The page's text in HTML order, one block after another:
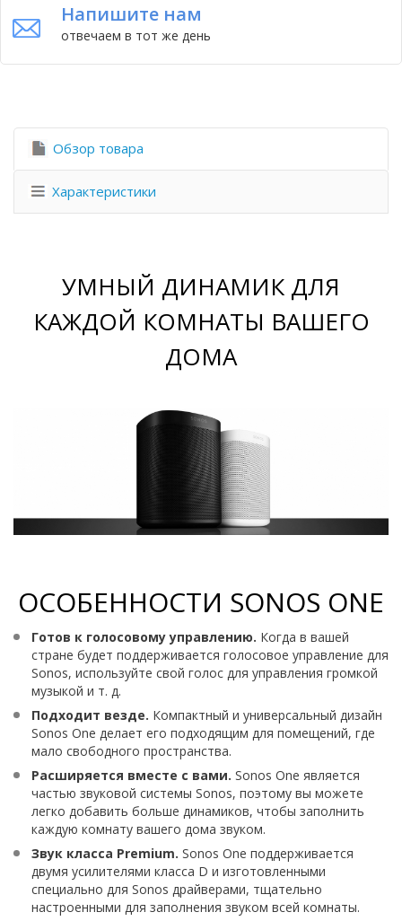
Напишите нам
отвечаем в тот же день
Обзор товара
Характеристики
УМНЫЙ ДИНАМИК ДЛЯ
КАЖДОЙ КОМНАТЫ ВАШЕГО
ДОМА
ОСОБЕННОСТИ SONOS ONE
Готов к голосовому управлению. Когда в вашей
стране будет поддерживается голосовое управление для
Sonos, используйте свой голос для управления громкой
музыкой и т. д.
Подходит везде. Компактный и универсальный дизайн
Sonos One делает его подходящим для помещений, где
мало свободного пространства.
Расширяется вместе с вами. Sonos One является
частью звуковой системы Sonos, поэтому вы можете
легко добавить больше динамиков, чтобы заполнить
каждую комнату вашего дома звуком.
Звук класса Premium. Sonos One поддерживается
двумя усилителями класса D и изготовленными
специально для Sonos драйверами, тщательно
настроенными для заполнения звуком всей комнаты.